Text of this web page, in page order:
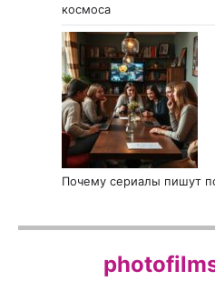
космоса
Почему сериалы пишут